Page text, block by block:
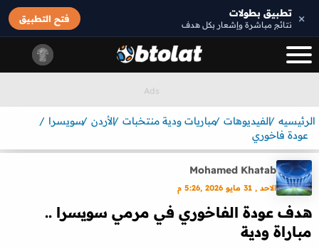
× تطبيق بطولات
نتائج مباشرة وإشعار بكل هدف
فتح التطبيق
الرئيسيه الفيديوهات مباريات ودية منتخبات الأردن سويسرا
عودة فاخوري
Mohamed Khatab
الاحد , 31 مايو 2026 ,5:26 م
هدف عودة الفاخوري في مرمي سويسرا ..
مباراة ودية